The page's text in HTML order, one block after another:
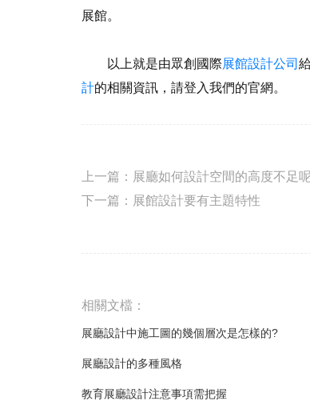
展館。
以上就是由眾創國際展館設計公司
計的相關資訊，請登入我們的官網。
上一篇： 展廳如何設計空間的高度不足
下一篇： 展館設計要有主題特性
相關文檔：
展廳設計中施工圖的幾個層次是怎樣的?
展廳設計的多種風格
教育展廳設計注意事項需把握